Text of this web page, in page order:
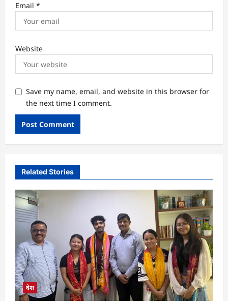
Email *
Website
Save my name, email, and website in this browser for
the next time I comment.
Related Stories
देश